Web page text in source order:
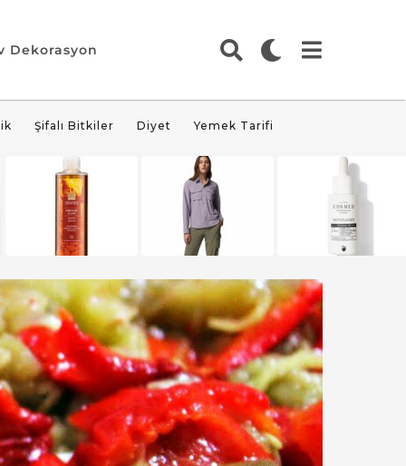
Dekorasyon
Şifalı Bitkiler Diyet Yemek Tarifi